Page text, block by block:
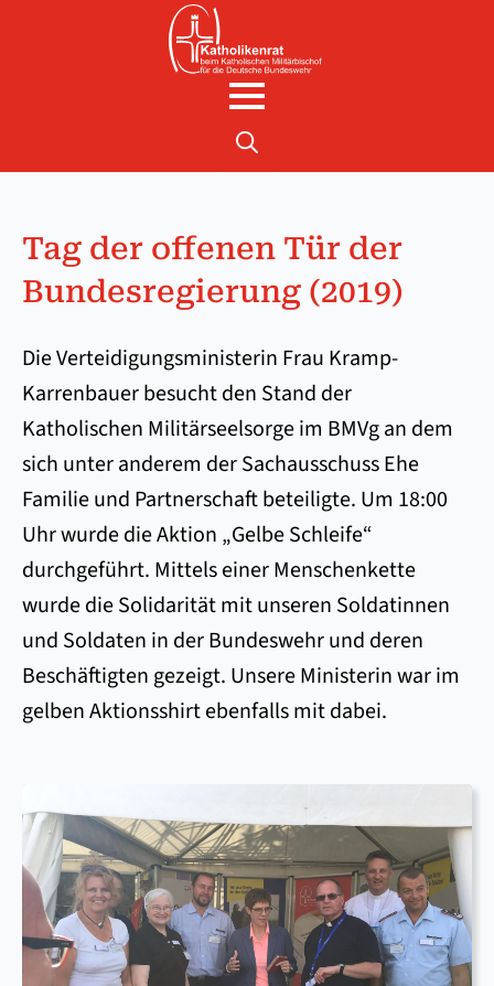
Tag der of­fen­en Tür der
Bun­des­re­gie­rung (2019)
Die Verteidigungsministerin Frau Kramp-
Karrenbauer besucht den Stand der
Katholischen Militärseelsorge im BMVg an dem
sich unter anderem der Sachausschuss Ehe
Familie und Partnerschaft beteiligte. Um 18:00
Uhr wurde die Aktion „Gelbe Schleife“
durchgeführt. Mittels einer Menschenkette
wurde die Solidarität mit unseren Soldatinnen
und Soldaten in der Bundeswehr und deren
Beschäftigten gezeigt. Unsere Ministerin war im
gelben Aktionsshirt ebenfalls mit dabei.